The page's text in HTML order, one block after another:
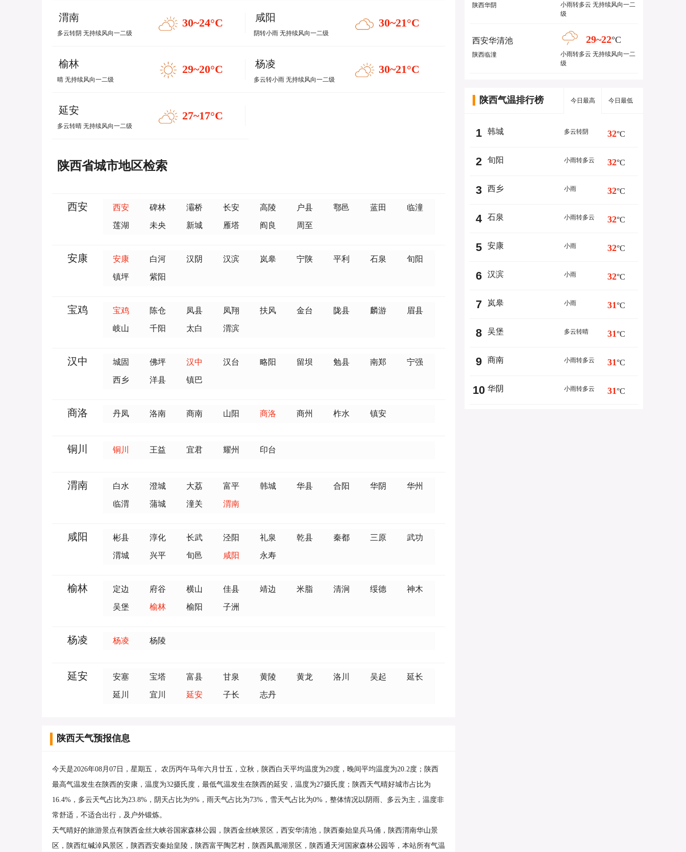
渭南
多云转阴 无持续风向一二级
30~24°C 咸阳
阴转小雨 无持续风向一二级
30~21°C
榆林
晴 无持续风向一二级
29~20°C 杨凌
多云转小雨 无持续风向一二级
30~21°C
延安
多云转晴 无持续风向一二级
27~17°C
陕西省城市地区检索
西安 西安 碑林 灞桥 长安 高陵 户县 鄠邑 蓝田 临潼
莲湖 未央 新城 雁塔 阎良 周至
安康 安康 白河 汉阴 汉滨 岚皋 宁陕 平利 石泉 旬阳
镇坪 紫阳
宝鸡 宝鸡 陈仓 凤县 凤翔 扶风 金台 陇县 麟游 眉县
岐山 千阳 太白 渭滨
汉中 城固 佛坪 汉中 汉台 略阳 留坝 勉县 南郑 宁强
西乡 洋县 镇巴
商洛 丹凤 洛南 商南 山阳 商洛 商州 柞水 镇安
铜川 铜川 王益 宜君 耀州 印台
渭南 白水 澄城 大荔 富平 韩城 华县 合阳 华阴 华州
临渭 蒲城 潼关 渭南
咸阳 彬县 淳化 长武 泾阳 礼泉 乾县 秦都 三原 武功
渭城 兴平 旬邑 咸阳 永寿
榆林 定边 府谷 横山 佳县 靖边 米脂 清涧 绥德 神木
吴堡 榆林 榆阳 子洲
杨凌 杨凌 杨陵
延安 安塞 宝塔 富县 甘泉 黄陵 黄龙 洛川 吴起 延长
延川 宜川 延安 子长 志丹
陕西天气预报信息
今天是2026年08月07日，星期五， 农历丙午马年六月廿五，立秋，陕西白天平均温度为29度，晚间平均温度为20.2度；陕西
最高气温发生在陕西的安康，温度为32摄氏度，最低气温发生在陕西的延安，温度为27摄氏度；陕西天气晴好城市占比为
16.4%，多云天气占比为23.8%，阴天占比为9%，雨天气占比为73%，雪天气占比为0%，整体情况以阴雨、多云为主，温度非
常舒适，不适合出行，及户外锻炼。
天气晴好的旅游景点有陕西金丝大峡谷国家森林公园，陕西金丝峡景区，西安华清池，陕西秦始皇兵马俑，陕西渭南华山景
区，陕西红碱淖风景区，陕西西安秦始皇陵，陕西富平陶艺村，陕西凤凰湖景区，陕西通天河国家森林公园等，本站所有气温
陕西华阴
小雨转多云 无持续风向一二
级
西安华清池
陕西临潼
29~22°C
小雨转多云 无持续风向一二
级
陕西气温排行榜 今日最高 今日最低
1 韩城 多云转阴 32°C
2 旬阳 小雨转多云 32°C
3 西乡 小雨 32°C
4 石泉 小雨转多云 32°C
5 安康 小雨 32°C
6 汉滨 小雨 32°C
7 岚皋 小雨 31°C
8 吴堡 多云转晴 31°C
9 商南 小雨转多云 31°C
10 华阴 小雨转多云 31°C